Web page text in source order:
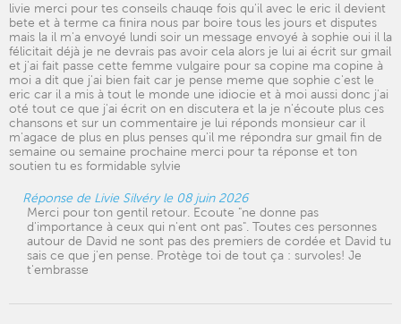
livie merci pour tes conseils chauqe fois qu'il avec le eric il devient
bete et à terme ca finira nous par boire tous les jours et disputes
mais la il m'a envoyé lundi soir un message envoyé à sophie oui il la
félicitait déjà je ne devrais pas avoir cela alors je lui ai écrit sur gmail
et j'ai fait passe cette femme vulgaire pour sa copine ma copine à
moi a dit que j'ai bien fait car je pense meme que sophie c'est le
eric car il a mis à tout le monde une idiocie et à moi aussi donc j'ai
oté tout ce que j'ai écrit on en discutera et la je n'écoute plus ces
chansons et sur un commentaire je lui réponds monsieur car il
m'agace de plus en plus penses qu'il me répondra sur gmail fin de
semaine ou semaine prochaine merci pour ta réponse et ton
soutien tu es formidable sylvie
Réponse de Livie Silvéry le 08 juin 2026
Merci pour ton gentil retour. Ecoute "ne donne pas
d'importance à ceux qui n'ent ont pas". Toutes ces personnes
autour de David ne sont pas des premiers de cordée et David tu
sais ce que j'en pense. Protège toi de tout ça : survoles! Je
t'embrasse